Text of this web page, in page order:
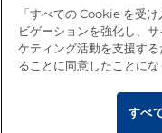
トップへ戻る
「すべての Cookie を受
ビゲーションを強化し、
ケティング活動を支援す
ることに同意したことにな
すべ